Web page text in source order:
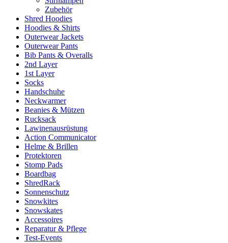
Zubehör
Shred Hoodies
Hoodies & Shirts
Outerwear Jackets
Outerwear Pants
Bib Pants & Overalls
2nd Layer
1st Layer
Socks
Handschuhe
Neckwarmer
Beanies & Mützen
Rucksack
Lawinenausrüstung
Action Communicator
Helme & Brillen
Protektoren
Stomp Pads
Boardbag
ShredRack
Sonnenschutz
Snowkites
Snowskates
Accessoires
Reparatur & Pflege
Test-Events